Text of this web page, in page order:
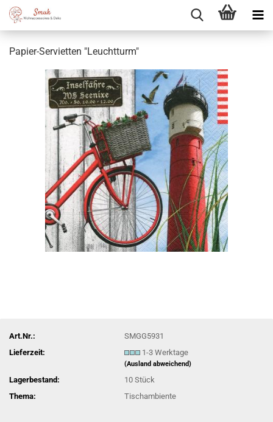
Papier-Servietten "Leuchtturm"
Art.Nr.:
SMGG5931
Lieferzeit:
1-3 Werktage
(Ausland abweichend)
Lagerbestand: 10Stück
Thema:
Tischambiente